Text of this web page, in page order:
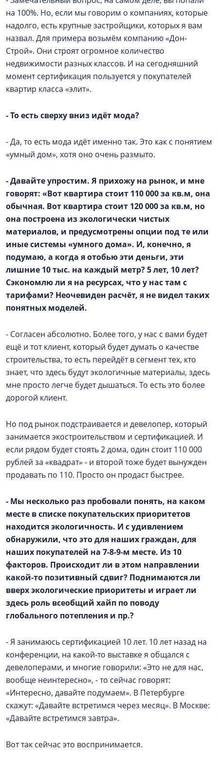
на 100%. Но, если мы говорим о компаниях, которые
надолго, есть крупные застройщики, которых я вам
назвал. Для примера возьмём компанию «Дон-
Строй». Они строят огромное количество
недвижимости разных классов. И на сегодняшний
момент сертификация пользуется у покупателей
квартир класса «элит».
- То есть сверху вниз идёт мода?
- Да, то есть мода идёт именно так. Это как с понятием
«умный дом», хотя оно очень размыто.
- Давайте упростим. Я прихожу на рынок, и мне
говорят: «Вот квартира стоит 110 000 за кв.м, она
обычная. Вот квартира стоит 120 000 за кв.м, но
она построена из экологически чистых
материалов, и предусмотрены опции под те или
иные системы «умного дома». И, конечно, я
подумаю, а когда я отобью эти деньги, эти
лишние 10 тыс. на каждый метр? 5 лет, 10 лет?
Сэкономлю ли я на ресурсах, что у нас там с
тарифами? Неочевиден расчёт, я не видел таких
понятных моделей.
- Согласен абсолютно. Более того, у нас с вами будет
ещё и тот клиент, который будет думать о качестве
строительства, то есть перейдёт в сегмент тех, кто
знает, что здесь будут экологичные материалы, здесь
мне просто легче будет дышаться. То есть это более
дорогой клиент.
Но под рынок подстраивается и девелопер, который
занимается экостроительством и сертификацией. И
если рядом будет стоять 2 дома, один стоит 110 000
рублей за «квадрат» - и второй тоже будет вынужден
продавать по 110. Просто он продаст быстрее.
- Мы несколько раз пробовали понять, на каком
месте в списке покупательских приоритетов
находится экологичность. И с удивлением
обнаружили, что это для наших граждан, для
наших покупателей на 7-8-9-м месте. Из 10
факторов. Происходит ли в этом направлении
какой-то позитивный сдвиг? Поднимаются ли
вверх экологические приоритеты и играет ли
здесь роль всеобщий хайп по поводу
глобального потепления и пр.?
- Я занимаюсь сертификацией 10 лет. 10 лет назад на
конференции, на какой-то выставке я общался с
девелоперами, и многие говорили: «Это не для нас,
вообще неинтересно», - то сейчас говорят:
«Интересно, давайте подумаем». В Петербурге
скажут: «Давайте встретимся через месяц». В Москве:
«Давайте встретимся завтра».
Вот так сейчас это воспринимается.